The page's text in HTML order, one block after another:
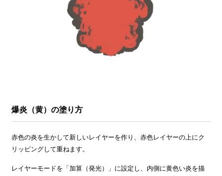
爆炎（黄）の塗り方
赤色の炎を生かして新しいレイヤーを作り、赤色レイヤーの上にク
リッピングして重ねます。
レイヤーモードを「加算（発光）」に設定し、内側に黄色い炎を描